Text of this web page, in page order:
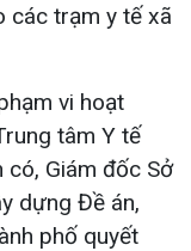
các trạm y tế xã
vi hoạt
tâm Y tế
có, Giám đốc Sở
dựng Đề án,
phố quyết